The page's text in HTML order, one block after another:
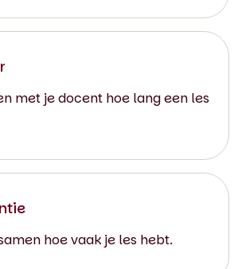
met je docent hoe lang een les
hoe vaak je les hebt.